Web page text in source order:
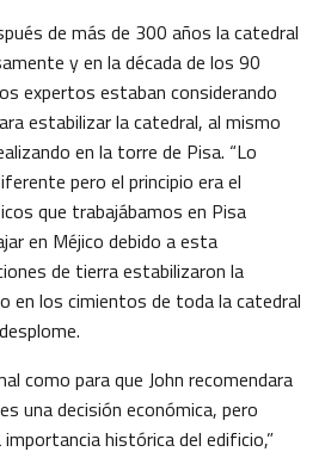
de más de 300 años la catedral
y en la década de los 90
expertos estaban considerando
estabilizar la catedral, al mismo
en la torre de Pisa. “Lo
pero el principio era el
que trabajábamos en Pisa
en Méjico debido a esta
de tierra estabilizaron la
en los cimientos de toda la catedral
como para que John recomendara
una decisión económica, pero
histórica del edificio,”